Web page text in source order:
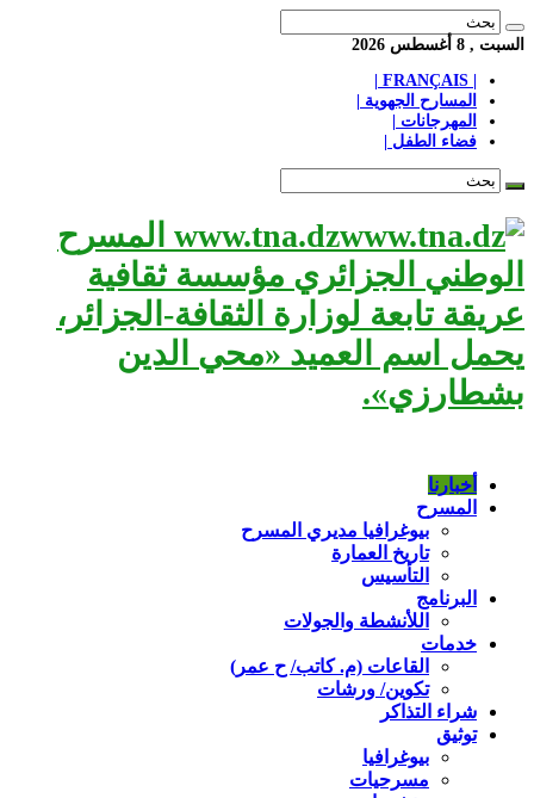
السبت , 8 أغسطس 2026
المسارح الجهوية |
المهرجانات |
فضاء الطفل |
www.tna.dz المسرح
الوطني الجزائري مؤسسة ثقافية
عريقة تابعة لوزارة الثقافة-الجزائر،
يحمل اسم العميد «محي الدين
بشطارزي».
أخبارنا
المسرح
بيوغرافيا مديري المسرح
تاريخ العمارة
التأسيس
البرنامج
اللأنشطة والجولات
خدمات
القاعات (م. كاتب/ ح عمر)
تكوين/ ورشات
شراء التذاكر
توثيق
بيوغرافيا
مسرحيات